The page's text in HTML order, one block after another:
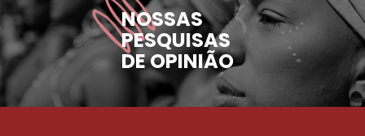
NOSSAS
PESQUISAS
DE OPINIÃO